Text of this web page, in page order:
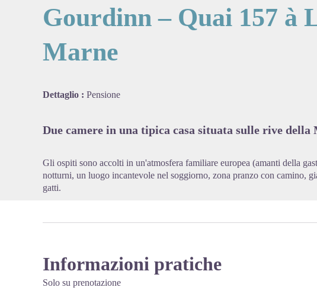
Gourdinn – Quai 157 à
Marne
Dettaglio : Pensione
Due camere in una tipica casa situata sulle rive della
Gli ospiti sono accolti in un'atmosfera familiare europea (amanti della
notturni, un luogo incantevole nel soggiorno, zona pranzo con camino,
gatti.
Informazioni pratiche
Solo su prenotazione